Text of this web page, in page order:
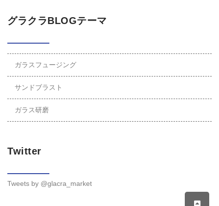
グラクラBLOGテーマ
ガラスフュージング
サンドブラスト
ガラス研磨
Twitter
Tweets by @glacra_market